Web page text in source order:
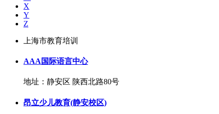
X
Y
Z
上海市教育培训
AAA国际语言中心
地址：静安区 陕西北路80号
昂立少儿教育(静安校区)